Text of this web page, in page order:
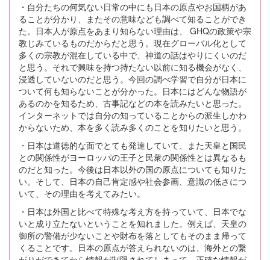
・自分たちの何気ない日常の中にも日本の原点やお国柄があ
ることが分かり、またその意味なども調べて知ることができ
た。日本人が原点をあまり知らない理由は、 GHQの政策や宗
教じみているものだからだと思う。現在グローバル化として
多くの宗教が混在している中で、神道の話はやりにくいのだ
と思う。それで興味を持つ持たない以前に知る機会がなく、
浸透していないのだと思う。今回の調べ学習で自分が日本に
ついて何も知らないことが分かった。日本にはどんな物語が
あるのかを知るため、古事記などの本を読みたいと思った。
インターネットでは自分の知っていることからの派生しかわ
からないため、本を多く読み多くのことを知りたいと思う。
・日本は道徳的な面でとても発達していて、また天皇と国民
との関係性がヨーロッパの王子と民衆の関係性とは異なるも
のだと知った。今後は日本以外の国の原点についても知りた
い。そして、日本の自己肯定感や社会参画、意識の低さにつ
いて、その理由を考えてみたい。
・日本は外国と比べて特殊な考え方を持っていて、日本でな
いと成り立たないということを知れました。例えば、天皇の
御所の警備が少ないことや財布を落としてもそのまま帰って
くることです。日本の原点が答えられないのは、海外との繋